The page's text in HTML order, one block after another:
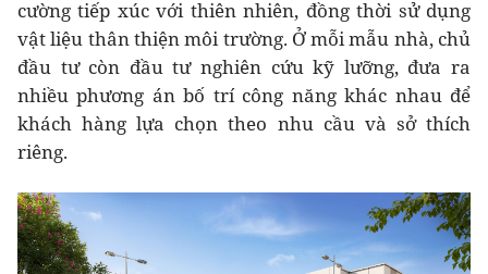
cường tiếp xúc với thiên nhiên, đồng thời sử dụng
vật liệu thân thiện môi trường. Ở mỗi mẫu nhà, chủ
đầu tư còn đầu tư nghiên cứu kỹ lưỡng, đưa ra
nhiều phương án bố trí công năng khác nhau để
khách hàng lựa chọn theo nhu cầu và sở thích
riêng.